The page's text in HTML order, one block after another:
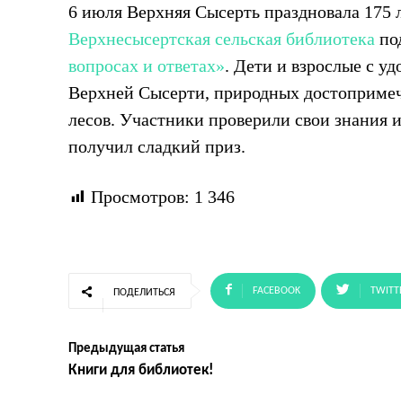
6 июля Верхняя Сысерть праздновала
Верхнесысертская сельская библиотека
вопросах и ответах». Дети и взрослые с
Верхней Сысерти, природных
лесов. Участники проверили свои
получил сладкий приз.
Просмотров: 1 346
ПОДЕЛИТЬСЯ FACEBOOK
Предыдущая статья
Книги для библиотек!